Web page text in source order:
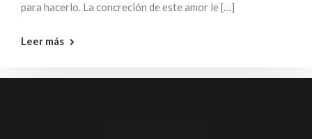
para hacerlo. La concreción de este amor le […]
Leer más